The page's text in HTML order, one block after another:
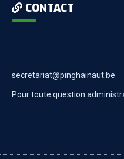
CONTACT
secretariat@pinghainaut.be
Pour toute question